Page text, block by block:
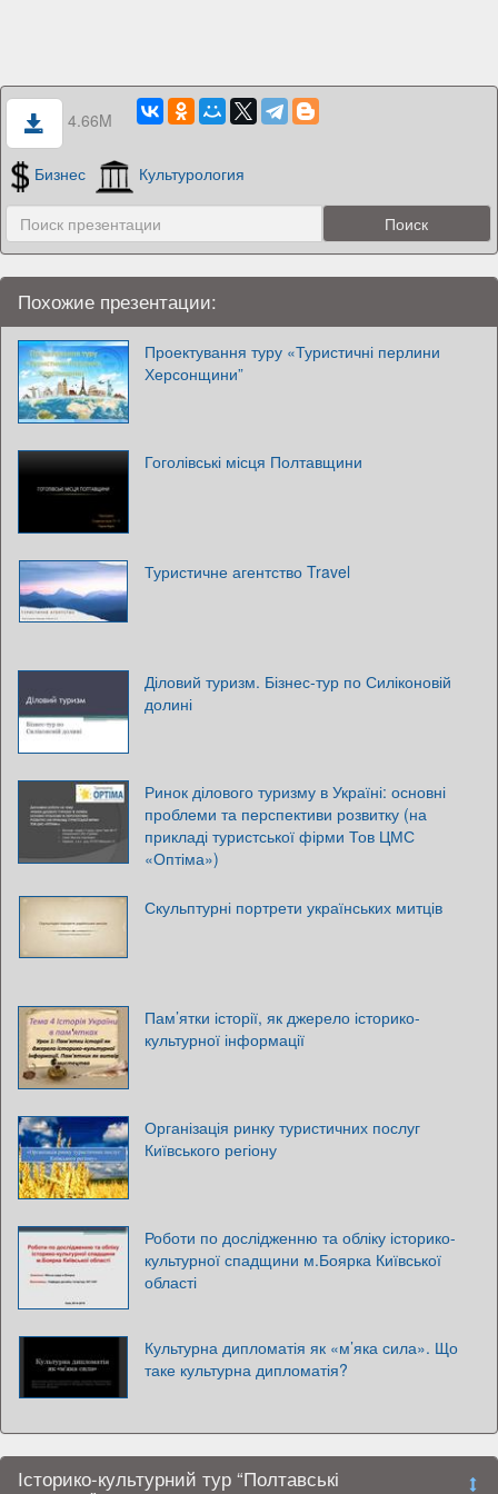
4.66M
Бизнес Культурология
Похожие презентации:
Проектування туру «Туристичні перлини
Херсонщини”
Гоголівські місця Полтавщини
Туристичне агентство Travel
Діловий туризм. Бізнес-тур по Силіконовій
долині
Ринок ділового туризму в Україні: основні
проблеми та перспективи розвитку (на
прикладі туристської фірми Тов ЦМС
«Оптіма»)
Скульптурні портрети українських митців
Пам’ятки історії, як джерело історико-
культурної інформації
Організація ринку туристичних послуг
Київського регіону
Роботи по дослідженню та обліку історико-
культурної спадщини м.Боярка Київської
області
Культурна дипломатія як «м’яка сила». Що
таке культурна дипломатія?
Історико-культурний тур “Полтавські